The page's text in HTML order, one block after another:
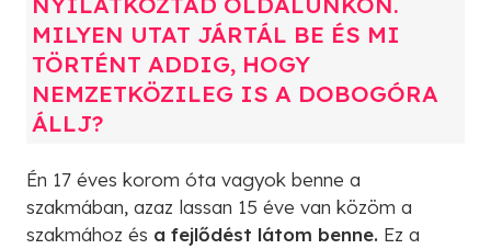
MILYEN UTAT JÁRTÁL BE ÉS MI
TÖRTÉNT ADDIG, HOGY
NEMZETKÖZILEG IS A DOBOGÓRA
ÁLLJ?
Én 17 éves korom óta vagyok benne a
szakmában, azaz lassan 15 éve van közöm a
szakmához és a fejlődést látom benne. Ez a